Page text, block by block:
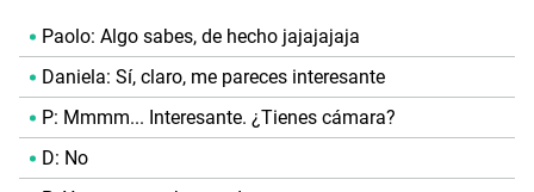
Paolo: Algo sabes, de hecho jajajajaja
Daniela: Sí, claro, me pareces interesante
P: Mmmm... Interesante. ¿Tienes cámara?
D: No